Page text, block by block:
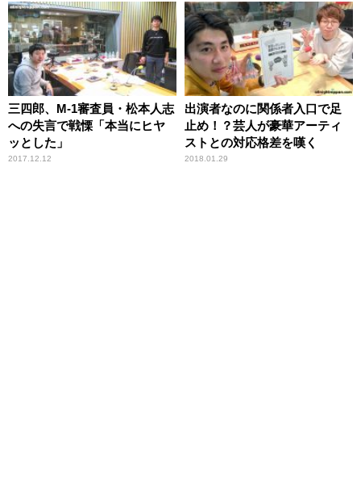
三四郎、M-1審査員・松本人志
への失言で戦慄「本当にヒヤ
ッとした」
2017.12.12
出演者なのに関係者入口で足
止め！？芸人が豪華アーティ
ストとの対応格差を嘆く
2018.01.29